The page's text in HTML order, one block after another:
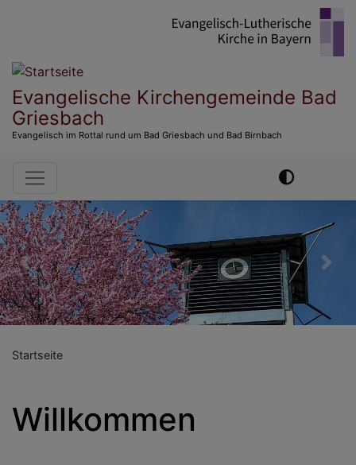
Evangelische Kirchengemeinde Bad
Griesbach
Evangelisch im Rottal rund um Bad Griesbach und Bad Birnbach
Hauptnavigation
Previous Next
Startseite
Willkommen